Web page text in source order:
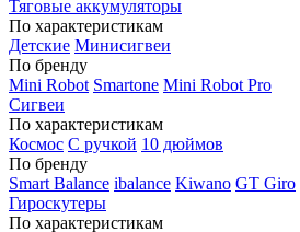
Тяговые аккумуляторы
По характеристикам
Детские Минисигвеи
По бренду
Mini Robot Smartone Mini Robot Pro
Сигвеи
По характеристикам
Космос С ручкой 10 дюймов
По бренду
Smart Balance ibalance Kiwano GT Giro
Гироскутеры
По характеристикам